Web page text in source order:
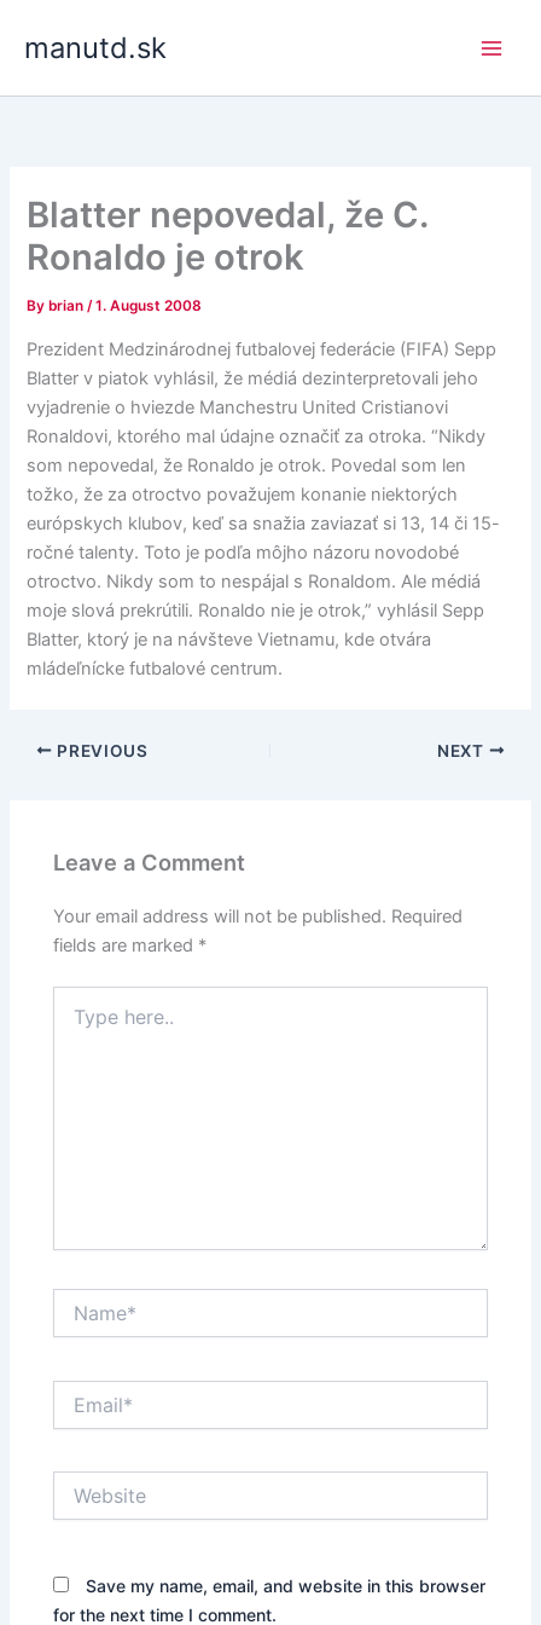
manutd.sk
Blatter nepovedal, že C.
Ronaldo je otrok
By brian/1. August 2008
Prezident Medzinárodnej futbalovej federácie (FIFA) Sepp
Blatter v piatok vyhlásil, že médiá dezinterpretovali jeho
vyjadrenie o hviezde Manchestru United Cristianovi
Ronaldovi, ktorého mal údajne označiť za otroka. “Nikdy
som nepovedal, že Ronaldo je otrok. Povedal som len
tožko, že za otroctvo považujem konanie niektorých
európskych klubov, keď sa snažia zaviazať si 13, 14 či 15-
ročné talenty. Toto je podľa môjho názoru novodobé
otroctvo. Nikdy som to nespájal s Ronaldom. Ale médiá
moje slová prekrútili. Ronaldo nie je otrok,” vyhlásil Sepp
Blatter, ktorý je na návšteve Vietnamu, kde otvára
mládeľnícke futbalové centrum.
PREVIOUS NEXT
Leave a Comment
Your email address will not be published. Required
fields are marked *
here..
Save my name, email, and website in this browser
for the next time I comment.